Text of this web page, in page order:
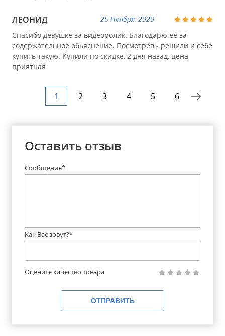
ЛЕОНИД
25 Ноября, 2020
Спасибо девушке за видеоролик. Благодарю её за
содержательное обьяснение. Посмотрев - решили и себе
купить такую. Купили по скидке, 2 дня назад, цена
приятная
1 2 3 4 5 6
Оставить отзыв
Сообщение*
Как Вас зовут?*
Оцените качество товара
ОТПРАВИТЬ